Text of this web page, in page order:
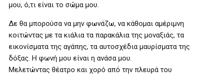
μου, ό,τι είναι το σώμα μου.
Δε θα μπορούσα να μην φωνάζω, να κάθομαι αμέριμνη
κοιτώντας με τα κιάλια τα παρακάλια της μοναξιάς, τα
εικονίσματα της αγάπης, τα αυτοσχέδια μαυρίσματα της
δόξας. Η φωνή μου είναι η ανάσα μου.
Μελετώντας θέατρο και χορό από την πλευρά του